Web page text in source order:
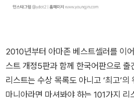
2010년부터 아마존 베스트셀러를 이
스트 개정5판과 함께 한국어판으로 출간되다! 이 101
리스트는 수상 목록도 아니고 ‘최고’
마니아라면 마셔봐야 하는 101가지 리